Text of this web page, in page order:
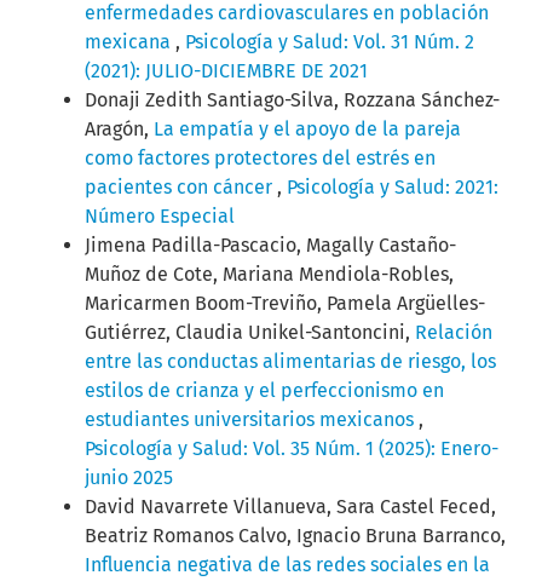
enfermedades cardiovasculares en población
mexicana , Psicología y Salud: Vol. 31 Núm. 2
(2021): JULIO-DICIEMBRE DE 2021
Donaji Zedith Santiago-Silva, Rozzana Sánchez-
Aragón, La empatía y el apoyo de la pareja
como factores protectores del estrés en
pacientes con cáncer , Psicología y Salud: 2021:
Número Especial
Jimena Padilla-Pascacio, Magally Castaño-
Muñoz de Cote, Mariana Mendiola-Robles,
Maricarmen Boom-Treviño, Pamela Argüelles-
Gutiérrez, Claudia Unikel-Santoncini, Relación
entre las conductas alimentarias de riesgo, los
estilos de crianza y el perfeccionismo en
estudiantes universitarios mexicanos ,
Psicología y Salud: Vol. 35 Núm. 1 (2025): Enero-
junio 2025
David Navarrete Villanueva, Sara Castel Feced,
Beatriz Romanos Calvo, Ignacio Bruna Barranco,
Influencia negativa de las redes sociales en la